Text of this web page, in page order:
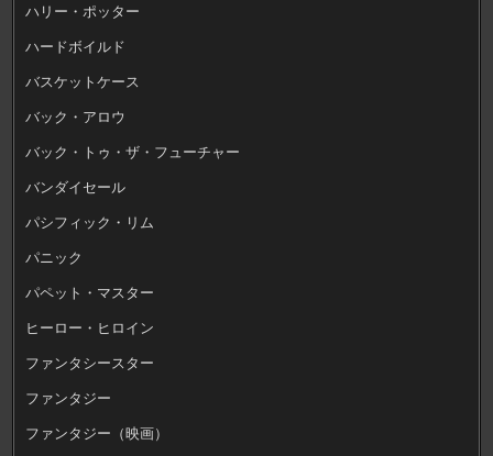
ハリー・ポッター
ハードボイルド
バスケットケース
バック・アロウ
バック・トゥ・ザ・フューチャー
バンダイセール
パシフィック・リム
パニック
パペット・マスター
ヒーロー・ヒロイン
ファンタシースター
ファンタジー
ファンタジー（映画）